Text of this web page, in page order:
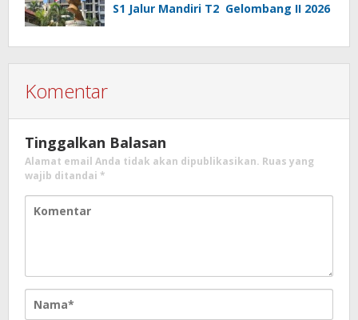
S1 Jalur Mandiri T2 Gelombang II 2026
Komentar
Tinggalkan Balasan
Alamat email Anda tidak akan dipublikasikan. Ruas yang
wajib ditandai *